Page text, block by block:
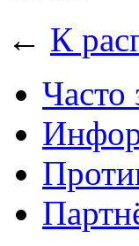
← К
Часто